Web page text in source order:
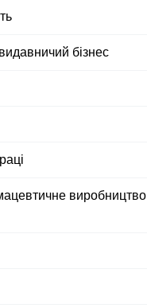
бізнес
виробництво